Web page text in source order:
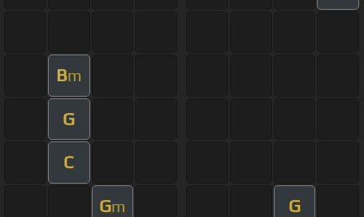
Bm
G
C
Gm G